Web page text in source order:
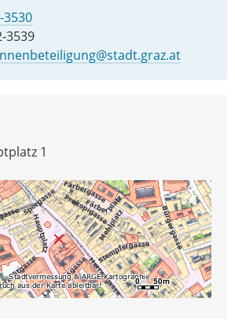
3530
3539
1